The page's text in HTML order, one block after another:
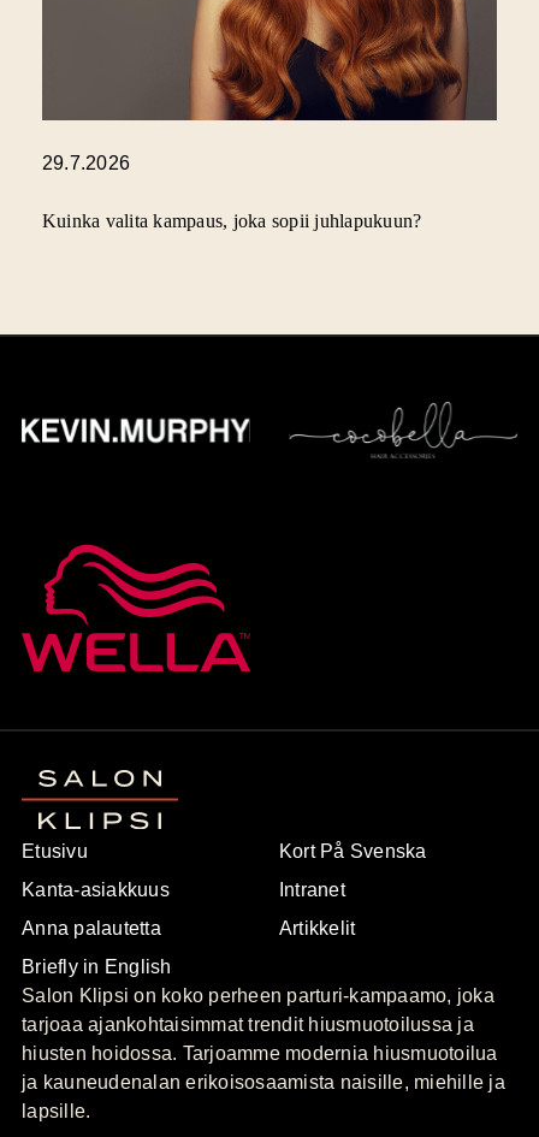
29.7.2026
Kuinka valita kampaus, joka sopii juhlapukuun?
Etusivu
Kanta-asiakkuus
Anna palautetta
Briefly in English
Kort På Svenska
Intranet
Artikkelit
Salon Klipsi on koko perheen parturi-kampaamo, joka
tarjoaa ajankohtaisimmat trendit hiusmuotoilussa ja
hiusten hoidossa. Tarjoamme modernia hiusmuotoilua
ja kauneudenalan erikoisosaamista naisille, miehille ja
lapsille.